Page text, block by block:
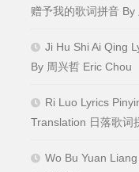
赠予我的歌词拼音 By
Ji Hu Shi Ai Qing
By 周兴哲 Eric Chou
Ri Luo Lyrics
Translation 日落歌词
Wo Bu Yuan